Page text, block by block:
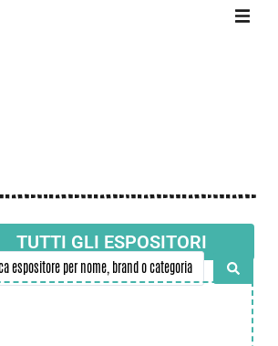
TUTTI GLI ESPOSITORI